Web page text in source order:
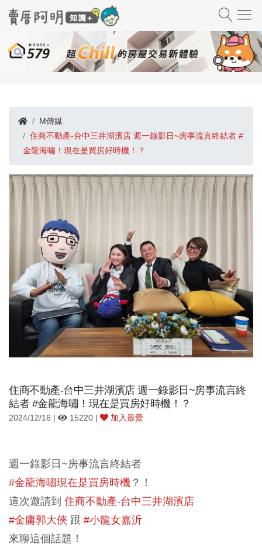
M傳媒
住商不動產-台中三井湖濱店 週一錄影日~房事流言終結者 #
金龍海嘯！現在是買房好時機！？
住商不動產-台中三井湖濱店 週一錄影日~房事流言終
結者 #金龍海嘯！現在是買房好時機！？
2024/12/16 | 15220 | 加入最愛
週一錄影日~房事流言終結者
#金龍海嘯現在是買房時機 ？！
這次邀請到 住商不動產-台中三井湖濱店
#金庸郭大俠 跟 #小龍女嘉沂
來聊這個話題！